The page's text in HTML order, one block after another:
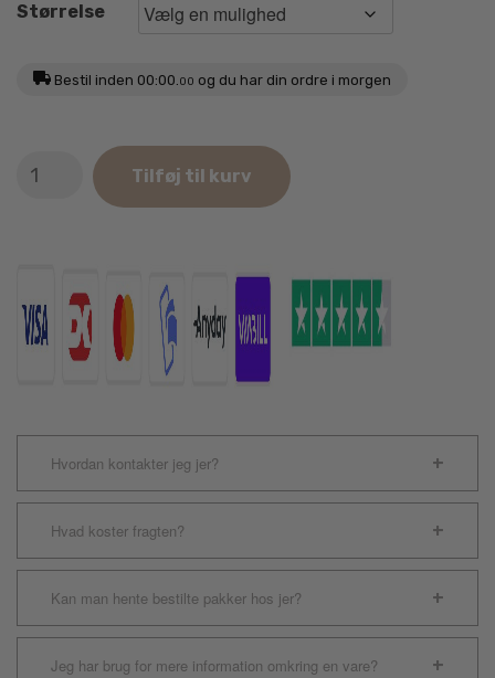
Størrelse
Bestil inden 00:00.00 og du har din ordre i morgen
Hundeseng
Tilføj til kurv
Hvordan kontakter jeg jer?
Hvad koster fragten?
Kan man hente bestilte pakker hos jer?
Jeg har brug for mere information omkring en vare?